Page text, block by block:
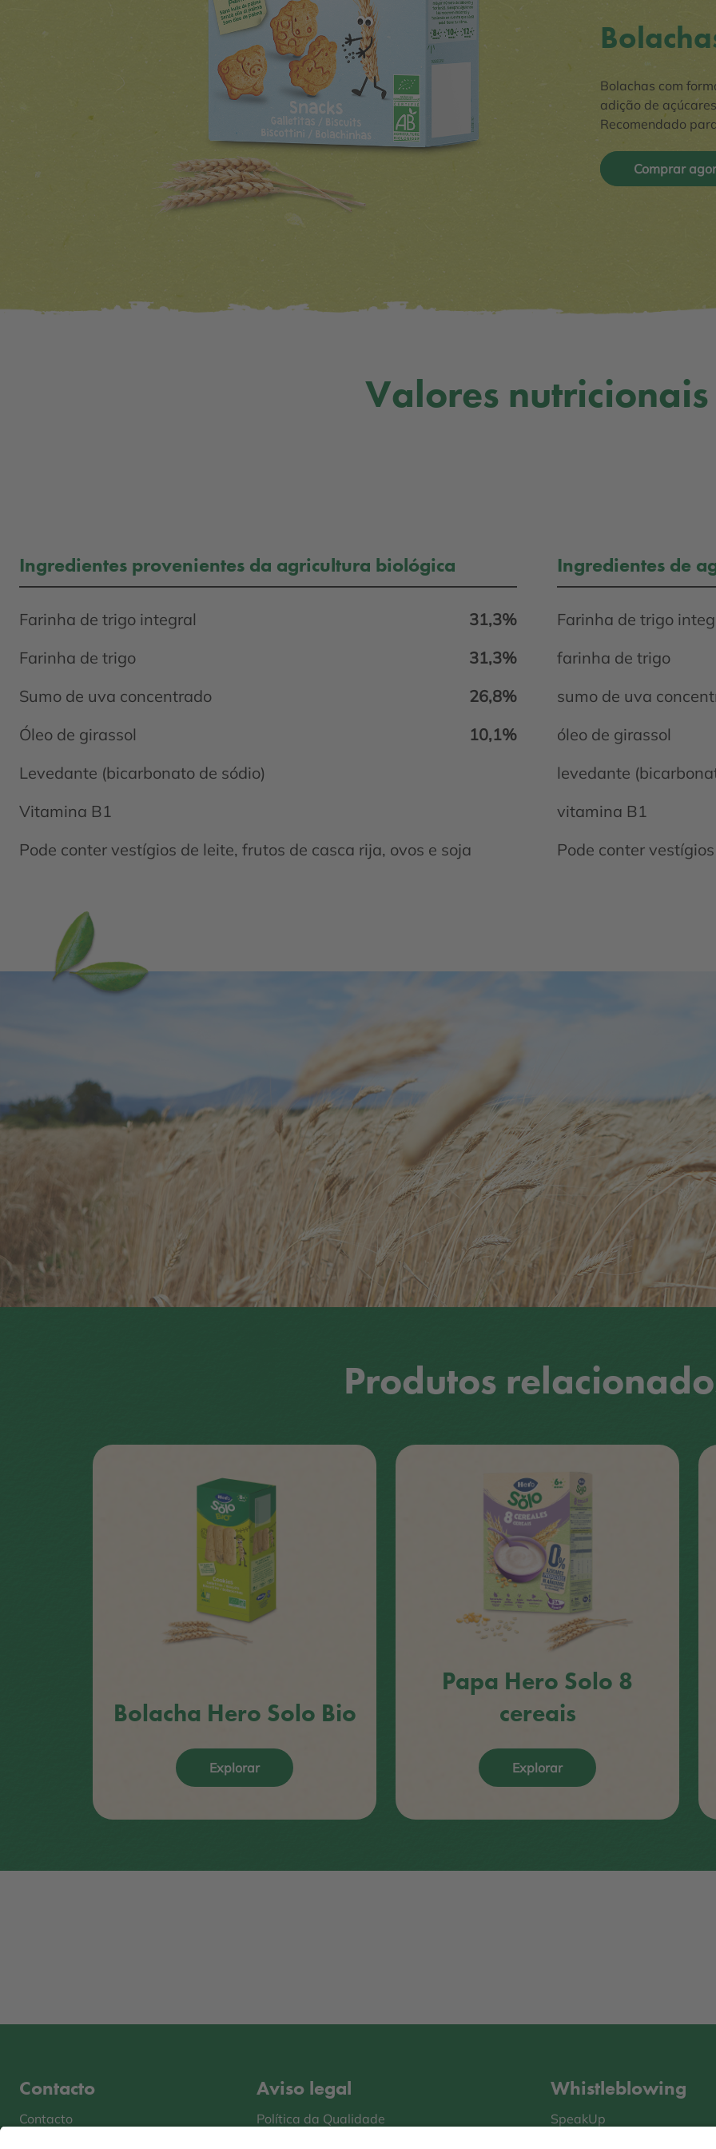
Bolachas com
adição de
Recomendado
Comprar
Valores nutricionais
Ingredientes provenientes da agricultura biológica
Farinha de trigo integral
31,3%
Farinha de trigo
31,3%
Sumo de uva concentrado
26,8%
Óleo de girassol
10,1%
Levedante (bicarbonato de sódio)
Vitamina B1
Pode conter vestígios de leite, frutos de casca rija, ovos e soja
Ingredientes de
Farinha de trigo
farinha de trigo
sumo de uva
óleo de girassol
levedante
vitamina B1
Pode conter
Produtos
Bolacha Hero Solo Bio
Explorar
Papa Hero Solo 8
cereais
Explorar
Contacto
Contacto
Aviso legal
Política da Qualidade
Whistleblowing
SpeakUp